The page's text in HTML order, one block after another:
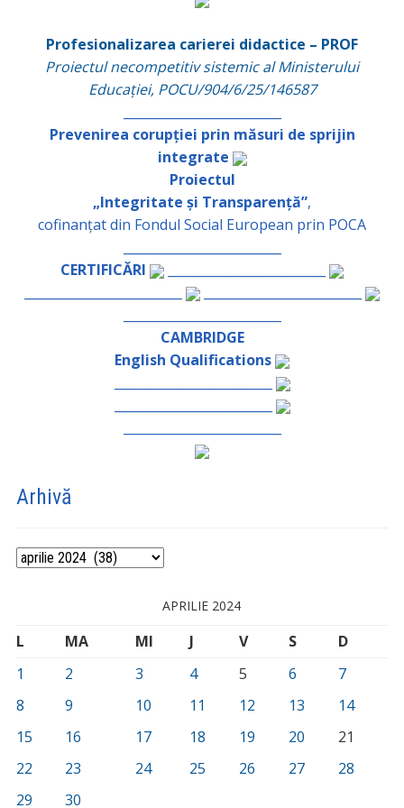
Profesionalizarea carierei didactice – PROF
Proiectul necompetitiv sistemic al Ministerului
Educației, POCU/904/6/25/146587
Prevenirea corupției prin măsuri de sprijin
integrate
Proiectul
„Integritate și Transparență”,
cofinanțat din Fondul Social European prin POCA
CERTIFICĂRI
CAMBRIDGE
English Qualifications
Arhivă
Arhivă
APRILIE 2024
L MA MI J V S
D
1
2 3 4 5 6
7
8
9 10 11 12 13
14
15
16 17 18 19 20
21
22
23 24 25 26 27
28
29
30